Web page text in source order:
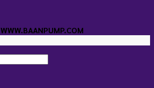
WWW.BAANPUMP.COM